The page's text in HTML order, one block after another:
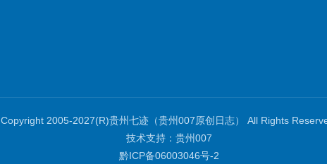
Copyright 2005-2027(R)贵州七迹（贵州007原创日志） All Rights
技术支持： 贵州007
黔ICP备06003046号-2